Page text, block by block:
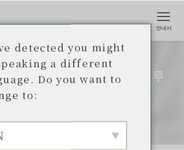
안내서
키나와 메이크업 레슨】 루
아 뷰티 에이전트 14
detected you might
a different
Do you want to
to: